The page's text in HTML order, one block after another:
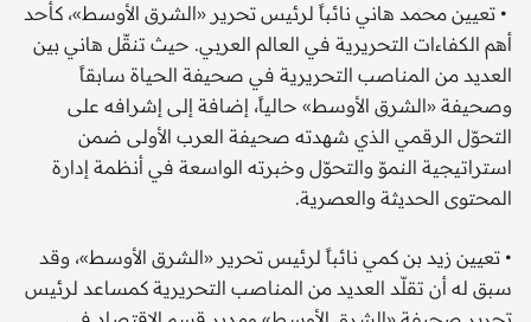
• تعيين محمد هاني نائباً لرئيس تحرير «الشرق الأوسط»، كأحد
أهم الكفاءات التحريرية في العالم العربي. حيث تنقّل هاني بين
العديد من المناصب التحريرية في صحيفة الحياة سابقاً
وصحيفة «الشرق الأوسط» حالياً، إضافة إلى إشرافه على
التحوّل الرقمي الذي شهدته صحيفة العرب الأولى ضمن
استراتيجية النموّ والتحوّل وخبرته الواسعة في أنظمة إدارة
المحتوى الحديثة والعصرية.
• تعيين زيد بن كمي نائباً لرئيس تحرير «الشرق الأوسط»، وقد
سبق له أن تقلّد العديد من المناصب التحريرية كمساعد لرئيس